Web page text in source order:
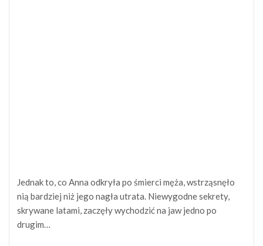
Jednak to, co Anna odkryła po śmierci męża, wstrząsnęło
nią bardziej niż jego nagła utrata. Niewygodne sekrety,
skrywane latami, zaczęły wychodzić na jaw jedno po
drugim…